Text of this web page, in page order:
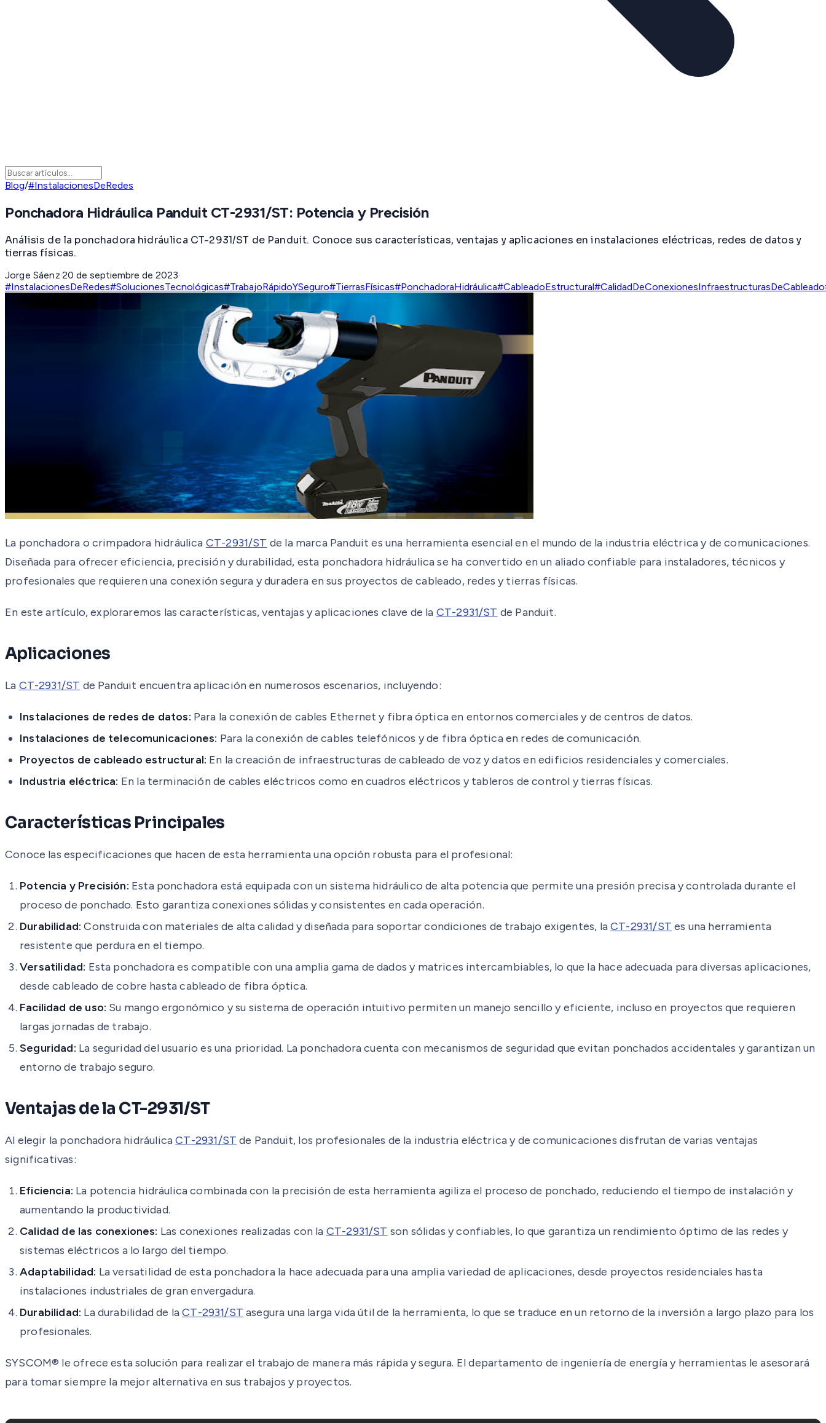
Blog/#InstalacionesDeRedes
Ponchadora Hidráulica Panduit CT-2931/ST: Potencia y Precisión
Análisis de la ponchadora hidráulica CT-2931/ST de Panduit. Conoce sus características, ventajas y aplicaciones en instalaciones eléctricas, redes de datos y
tierras físicas.
Jorge Sáenz·20 de septiembre de 2023·
#InstalacionesDeRedes#SolucionesTecnológicas#TrabajoRápidoYSeguro#TierrasFísicas#PonchadoraHidráulica#CableadoEstructural#CalidadDeConexionesInfraestructurasDeCableado
La ponchadora o crimpadora hidráulica CT-2931/ST de la marca Panduit es una herramienta esencial en el mundo de la industria eléctrica y de comunicaciones.
Diseñada para ofrecer eficiencia, precisión y durabilidad, esta ponchadora hidráulica se ha convertido en un aliado confiable para instaladores, técnicos y
profesionales que requieren una conexión segura y duradera en sus proyectos de cableado, redes y tierras físicas.
En este artículo, exploraremos las características, ventajas y aplicaciones clave de la CT-2931/ST de Panduit.
Aplicaciones
La CT-2931/ST de Panduit encuentra aplicación en numerosos escenarios, incluyendo:
Instalaciones de redes de datos: Para la conexión de cables Ethernet y fibra óptica en entornos comerciales y de centros de datos.
Instalaciones de telecomunicaciones: Para la conexión de cables telefónicos y de fibra óptica en redes de comunicación.
Proyectos de cableado estructural: En la creación de infraestructuras de cableado de voz y datos en edificios residenciales y comerciales.
Industria eléctrica: En la terminación de cables eléctricos como en cuadros eléctricos y tableros de control y tierras físicas.
Características Principales
Conoce las especificaciones que hacen de esta herramienta una opción robusta para el profesional:
Potencia y Precisión: Esta ponchadora está equipada con un sistema hidráulico de alta potencia que permite una presión precisa y controlada durante el
proceso de ponchado. Esto garantiza conexiones sólidas y consistentes en cada operación.
Durabilidad: Construida con materiales de alta calidad y diseñada para soportar condiciones de trabajo exigentes, laCT-2931/ST es una herramienta
resistente que perdura en el tiempo.
Versatilidad: Esta ponchadora es compatible con una amplia gama de dados y matrices intercambiables, lo que la hace adecuada para diversas aplicaciones,
desde cableado de cobre hasta cableado de fibra óptica.
Facilidad de uso: Su mango ergonómico y su sistema de operación intuitivo permiten un manejo sencillo y eficiente, incluso en proyectos que requieren
largas jornadas de trabajo.
Seguridad: La seguridad del usuario es una prioridad. La ponchadora cuenta con mecanismos de seguridad que evitan ponchados accidentales y garantizan un
entorno de trabajo seguro.
Ventajas de la CT-2931/ST
Al elegir la ponchadora hidráulicaCT-2931/ST de Panduit, los profesionales de la industria eléctrica y de comunicaciones disfrutan de varias ventajas
significativas:
Eficiencia: La potencia hidráulica combinada con la precisión de esta herramienta agiliza el proceso de ponchado, reduciendo el tiempo de instalación y
aumentando la productividad.
Calidad de las conexiones: Las conexiones realizadas con la CT-2931/ST son sólidas y confiables, lo que garantiza un rendimiento óptimo de las redes y
sistemas eléctricos a lo largo del tiempo.
Adaptabilidad: La versatilidad de esta ponchadora la hace adecuada para una amplia variedad de aplicaciones, desde proyectos residenciales hasta
instalaciones industriales de gran envergadura.
Durabilidad: La durabilidad de laCT-2931/ST asegura una larga vida útil de la herramienta, lo que se traduce en un retorno de la inversión a largo plazo para los
profesionales.
SYSCOM® le ofrece esta solución para realizar el trabajo de manera más rápida y segura. El departamento de ingeniería de energía y herramientas le asesorará
para tomar siempre la mejor alternativa en sus trabajos y proyectos.